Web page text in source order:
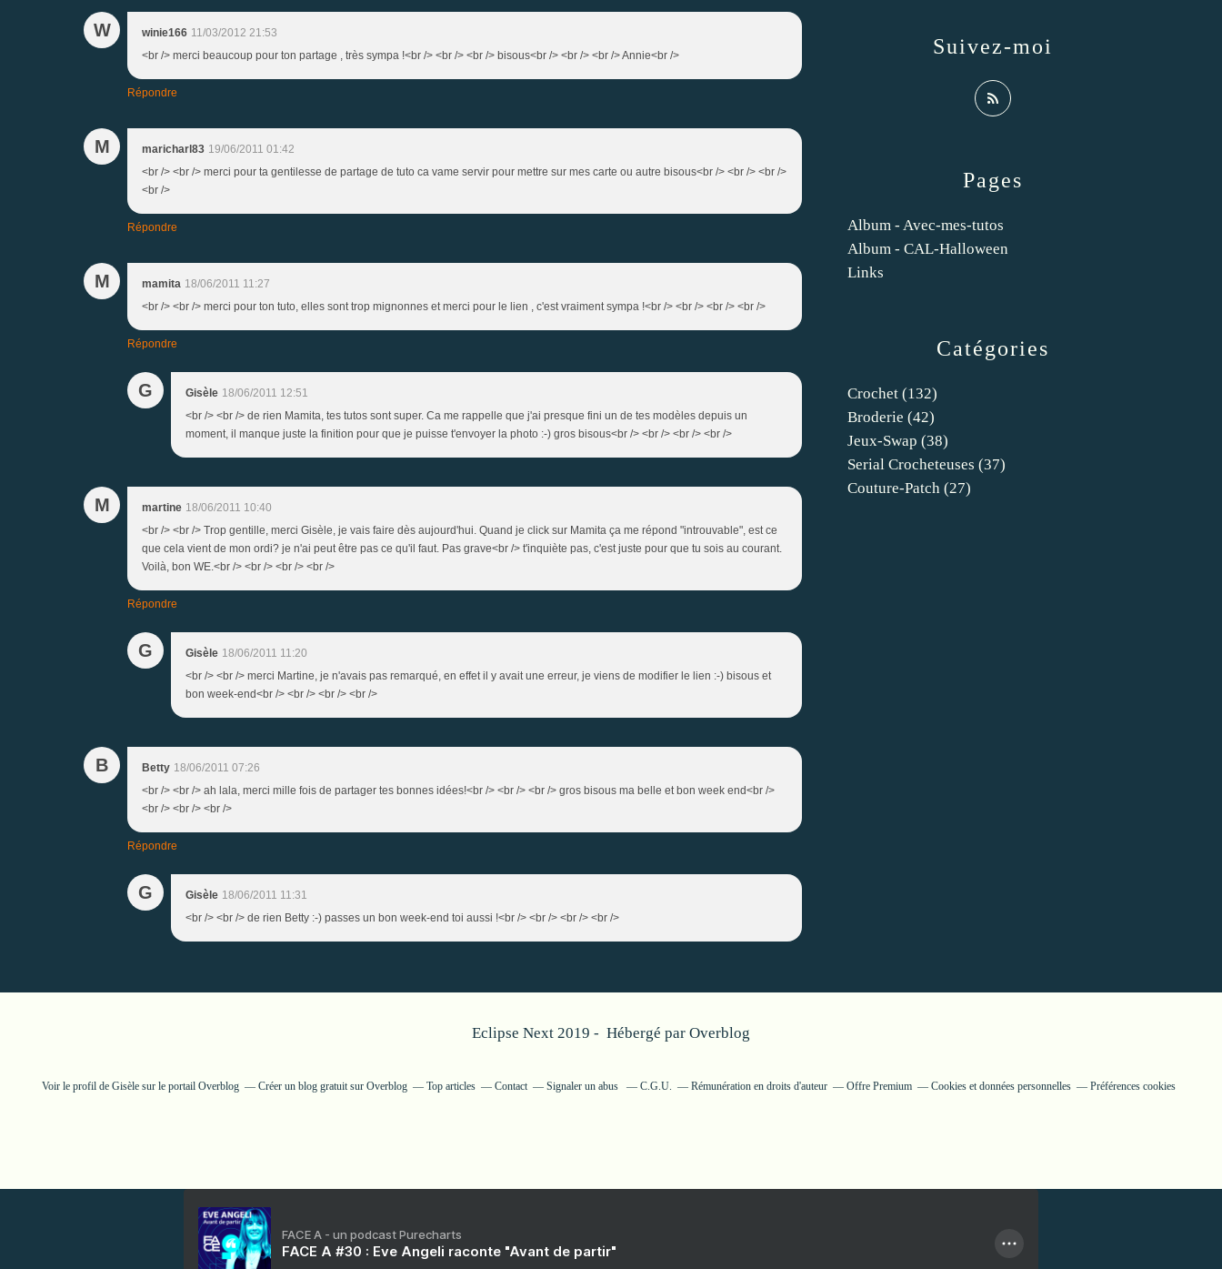
W winie166 11/03/2012 21:53
<br /> merci beaucoup pour ton partage , très sympa !<br /> <br /> <br /> bisous<br /> <br /> <br /> Annie<br />
Répondre
M maricharl83 19/06/2011 01:42
<br /> <br /> merci pour ta gentilesse de partage de tuto ca vame servir pour mettre sur mes carte ou autre bisous<br /> <br /> <br />
<br />
Répondre
M mamita 18/06/2011 11:27
<br /> <br /> merci pour ton tuto, elles sont trop mignonnes et merci pour le lien , c'est vraiment sympa !<br /> <br /> <br /> <br />
Répondre
G Gisèle 18/06/2011 12:51
<br /> <br /> de rien Mamita, tes tutos sont super. Ca me rappelle que j'ai presque fini un de tes modèles depuis un
moment, il manque juste la finition pour que je puisse t'envoyer la photo :-) gros bisous<br /> <br /> <br /> <br />
M martine 18/06/2011 10:40
<br /> <br /> Trop gentille, merci Gisèle, je vais faire dès aujourd'hui. Quand je click sur Mamita ça me répond "introuvable", est ce
que cela vient de mon ordi? je n'ai peut être pas ce qu'il faut. Pas grave<br /> t'inquiète pas, c'est juste pour que tu sois au courant.
Voilà, bon WE.<br /> <br /> <br /> <br />
Répondre
G Gisèle 18/06/2011 11:20
<br /> <br /> merci Martine, je n'avais pas remarqué, en effet il y avait une erreur, je viens de modifier le lien :-) bisous et
bon week-end<br /> <br /> <br /> <br />
B Betty 18/06/2011 07:26
<br /> <br /> ah lala, merci mille fois de partager tes bonnes idées!<br /> <br /> <br /> gros bisous ma belle et bon week end<br />
<br /> <br /> <br />
Répondre
G Gisèle 18/06/2011 11:31
<br /> <br /> de rien Betty :-) passes un bon week-end toi aussi !<br /> <br /> <br /> <br />
Catégories
Crochet (132)
Broderie (42)
Jeux-Swap (38)
Serial Crocheteuses (37)
Couture-Patch (27)
Pages
Album - Avec-mes-tutos
Album - CAL-Halloween
Links
Suivez-moi
Eclipse Next 2019 - Hébergé par Overblog
Voir le profil de Gisèlesur le portail Overblog Créer un blog gratuit sur Overblog Top articles Contact Signaler un abus C.G.U. Rémunération en droits d'auteur Offre Premium Cookies et données personnelles Préférences cookies
FACE A - un podcast Purecharts
FACE A #30 : Eve Angeli raconte "Avant de partir"